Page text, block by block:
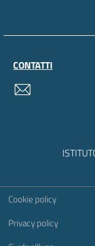
CONTATTI
Sezione
Cookie policy
Privacy policy